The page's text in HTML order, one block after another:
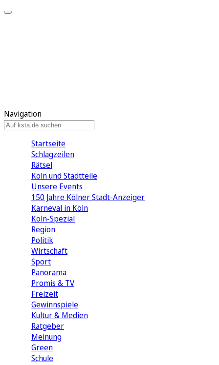
Navigation
Startseite
Schlagzeilen
Rätsel
Köln und Stadtteile
Unsere Events
150 Jahre Kölner Stadt-Anzeiger
Karneval in Köln
Köln-Spezial
Region
Politik
Wirtschaft
Sport
Panorama
Promis & TV
Freizeit
Gewinnspiele
Kultur & Medien
Ratgeber
Meinung
Green
Schule